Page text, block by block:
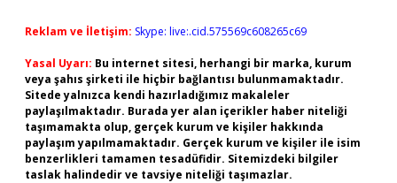
Reklam ve İletişim: Skype: live:.cid.575569c608265c69
Yasal Uyarı: Bu internet sitesi, herhangi bir marka, kurum
veya şahıs şirketi ile hiçbir bağlantısı bulunmamaktadır.
Sitede yalnızca kendi hazırladığımız makaleler
paylaşılmaktadır. Burada yer alan içerikler haber niteliği
taşımamakta olup, gerçek kurum ve kişiler hakkında
paylaşım yapılmamaktadır. Gerçek kurum ve kişiler ile isim
benzerlikleri tamamen tesadüfidir. Sitemizdeki bilgiler
taslak halindedir ve tavsiye niteliği taşımazlar.